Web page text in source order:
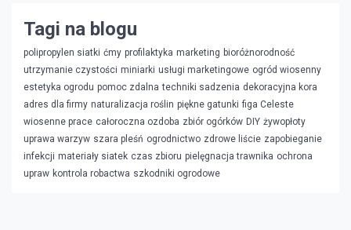
Tagi na blogu
polipropylen siatki ćmy profilaktyka marketing bioróżnorodność
utrzymanie czystości miniarki usługi marketingowe ogród wiosenny
estetyka ogrodu pomoc zdalna techniki sadzenia dekoracyjna kora
adres dla firmy naturalizacja roślin piękne gatunki figa Celeste
wiosenne prace całoroczna ozdoba zbiór ogórków DIY żywopłoty
uprawa warzyw szara pleśń ogrodnictwo zdrowe liście zapobieganie
infekcji materiały siatek czas zbioru pielęgnacja trawnika ochrona
upraw kontrola robactwa szkodniki ogrodowe